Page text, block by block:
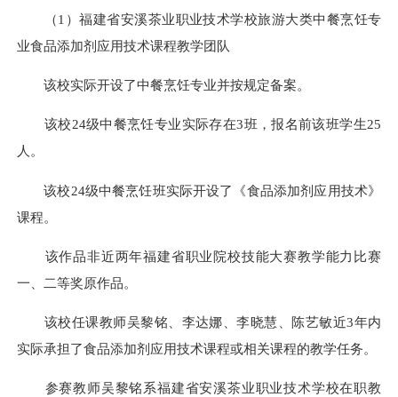
（1）福建省安溪茶业职业技术学校旅游大类中餐烹饪专
业食品添加剂应用技术课程教学团队
该校实际开设了中餐烹饪专业并按规定备案。
该校24级中餐烹饪专业实际存在3班，报名前该班学生25
人。
该校24级中餐烹饪班实际开设了《食品添加剂应用技术》
课程。
该作品非近两年福建省职业院校技能大赛教学能力比赛
一、二等奖原作品。
该校任课教师吴黎铭、李达娜、李晓慧、陈艺敏近3年内
实际承担了食品添加剂应用技术课程或相关课程的教学任务。
参赛教师吴黎铭系福建省安溪茶业职业技术学校在职教